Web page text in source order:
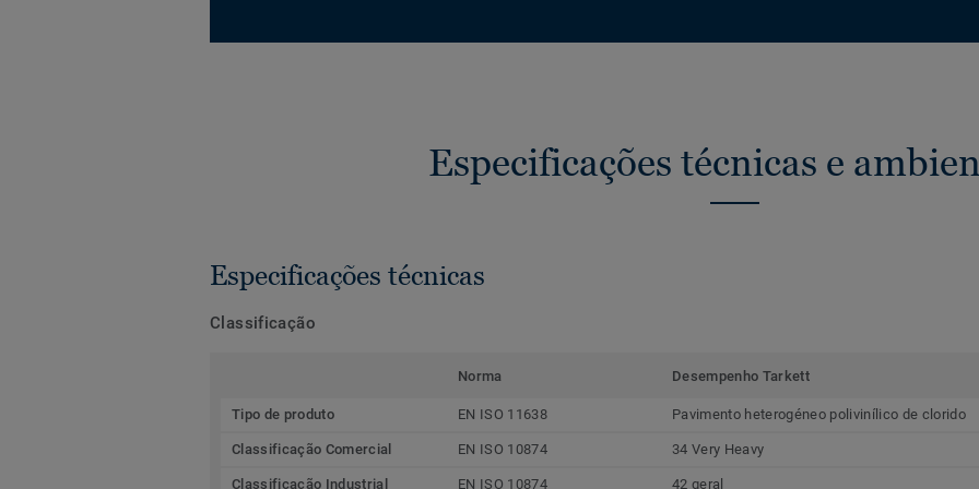
Especificações técnicas e
Especificações técnicas
Classificação
Norma Desempenho Tarkett
Tipo de produto EN ISO 11638 Pavimento heterogéneo polivinílico de clorido
Classificação Comercial EN ISO 10874 34 Very Heavy
Classificação Industrial EN ISO 10874 42 geral